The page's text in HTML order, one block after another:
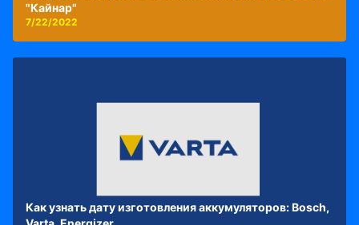
"Кайнар"
7/22/2022
Как узнать дату изготовления аккумуляторов: Bosch,